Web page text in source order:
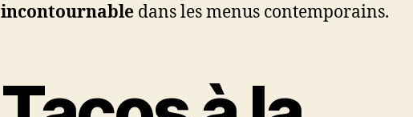
incontournable dans les menus contemporains.